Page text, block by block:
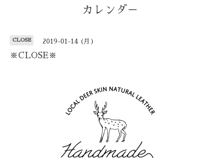
カレンダ－
CLOSE 2019-01-14 (月)
※CLOSE※